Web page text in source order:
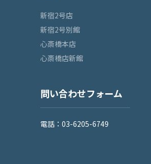
新宿2号店
新宿2号別館
心斎橋本店
心斎橋店新館
問い合わせフォーム
電話：03-6205-6749